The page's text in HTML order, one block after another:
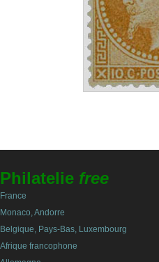
Philatelie free
France
Monaco, Andorre
Belgique, Pays-Bas, Luxembourg
Afrique francophone